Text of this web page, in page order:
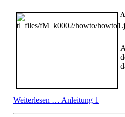
Weiterlesen … Anleitung 1